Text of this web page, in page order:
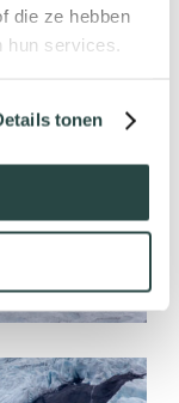
die ze hebben
hun services.
tonen